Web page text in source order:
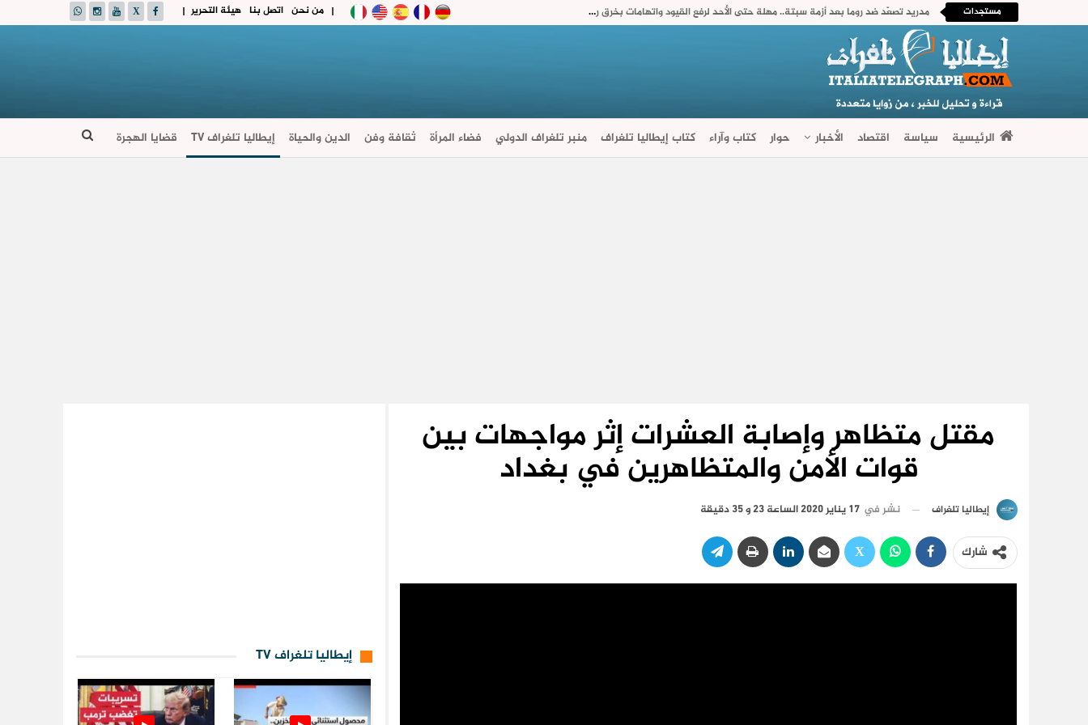
| هيئة التحرير اتصل بنا من نحن | مستجدات مدريد تصعّد ضد روما بعد أزمة سبتة.. مهلة حتى الأحد لرفع القيود واتهامات بخرق روح “شنغن”
الرئيسية سياسة اقتصاد الأخبار حوار كتاب وآراء كتاب إيطاليا تلغراف منبر تلغراف الدولي فضاء المرأة ثقافة وفن الدين والحياة إيطاليا تلغراف TV قضايا الهجرة
مقتل متظاهر وإصابة العشرات إثر مواجهات بين
قوات الأمن والمتظاهرين في بغداد
إيطاليا تلغراف نشر في 17 يناير 2020 الساعة 23 و 35 دقيقة
شارك
إيطاليا تلغراف TV